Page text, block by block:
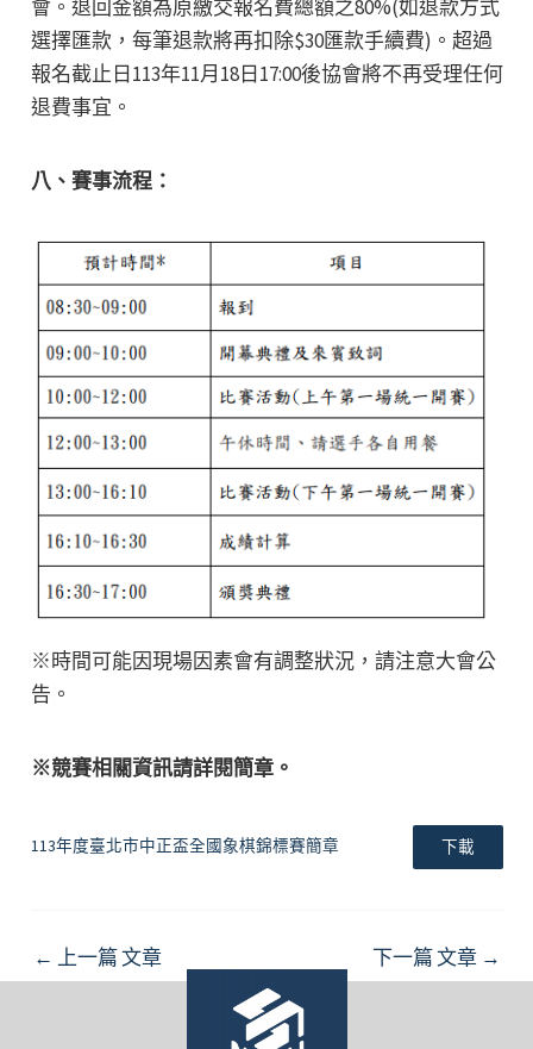
會。退回金額為原繳交報名費總額之80%(如退款方式
選擇匯款，每筆退款將再扣除$30匯款手續費)。超過
報名截止日113年11月18日17:00後協會將不再受理任何
退費事宜。
八、賽事流程：
※時間可能因現場因素會有調整狀況，請注意大會公
告。
※競賽相關資訊請詳閱簡章。
113年度臺北市中正盃全國象棋錦標賽簡章 下載
Post
navigation
← 上一篇 文章 下一篇 文章 →